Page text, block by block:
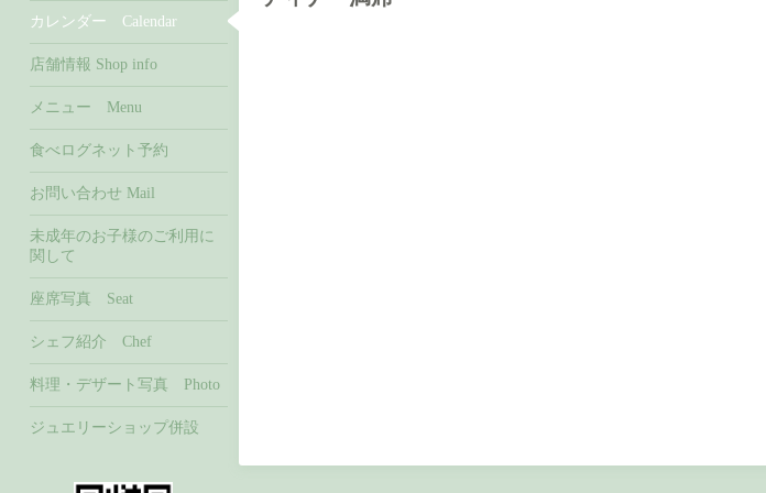
カレンダー Calendar
店舗情報 Shop info
メニュー Menu
食べログネット予約
お問い合わせ Mail
未成年のお子様のご利用に
関して
座席写真 Seat
シェフ紹介 Chef
料理・デザート写真 Photo
ジュエリーショップ併設